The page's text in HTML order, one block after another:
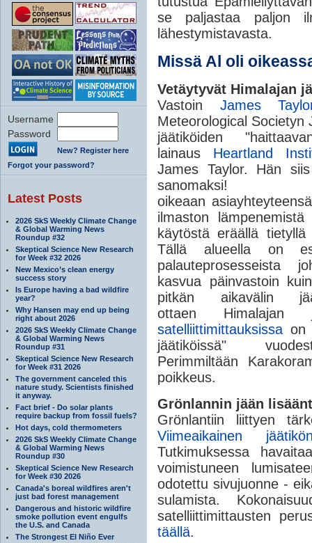
Username
Password
New? Register here
Forgot your password?
Latest Posts
2026 SkS Weekly Climate Change
& Global Warming News
Roundup #32
Skeptical Science New Research
for Week #32 2026
New Mexico’s clean energy
success story
Is Europe having a bad wildfire
year?
Why Hansen may end up being
right about 2026
2026 SkS Weekly Climate Change
& Global Warming News
Roundup #31
Skeptical Science New Research
for Week #31 2026
The government canceled this
nature study. Scientists finished
it anyway.
Fact brief - Do solar plants
require backup from fossil fuels?
Hot days, cold thermometers
2026 SkS Weekly Climate Change
& Global Warming News
Roundup #30
Skeptical Science New Research
for Week #30 2026
Canada's boreal wildfires aren't
just bad forest management
Dangerous and historic wildfire
smoke pollution event engulfs
the U.S. and Canada
The Strongest El Niño Ever
se paljastaa paljon
lähestymistavasta.
Missä Al oli
Vetäytyvät Himalajan
Vastoin James
Meteorological
jäätiköiden
lainaus Heartland
James Taylor. Hän
sanomaksi!
oikeaan
ilmaston
käytöstä eräällä
Tällä alueella on
palauteprosesseista
kasvua päinvastoin
pitkän aikavälin
ottaen Himalajan
satelliittimittauksissa on
jäätiköissä"
Perimmiltään
poikkeus.
Grönlannin jään
Grönlantiin liittyen
Viimeaikainen
Tutkimuksessa
voimistuneen
odotettu sivujuonne -
sulamista.
satelliittimittausten
täällä.